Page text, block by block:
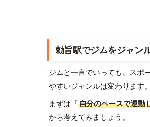
勅旨駅でジムをジャン
ジムと一言でいっても、スポ
やすいジャンルは変わります。
まずは「自分のペースで運動
から考えてみましょう。